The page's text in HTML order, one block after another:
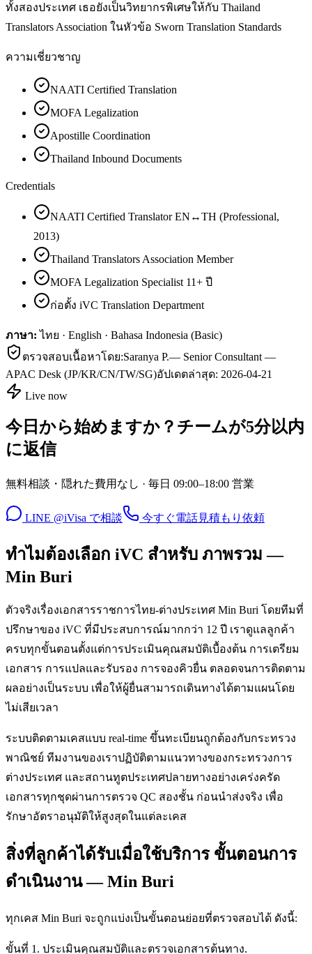
ทั้งสองประเทศ เธอยังเป็นวิทยากรพิเศษให้กับ Thailand
Translators Association ในหัวข้อ Sworn Translation Standards
ความเชี่ยวชาญ
NAATI Certified Translation
MOFA Legalization
Apostille Coordination
Thailand Inbound Documents
Credentials
NAATI Certified Translator EN↔TH (Professional,
2013)
Thailand Translators Association Member
MOFA Legalization Specialist 11+ ปี
ก่อตั้ง iVC Translation Department
ภาษา: ไทย · English · Bahasa Indonesia (Basic)
ตรวจสอบเนื้อหาโดย:Saranya P.— Senior Consultant —
APAC Desk (JP/KR/CN/TW/SG)อัปเดตล่าสุด: 2026-04-21
Live now
今日から始めますか？チームが5分以内
に返信
無料相談・隠れた費用なし · 毎日 09:00–18:00 営業
LINE @iVisa で相談 今すぐ電話見積もり依頼
ทำไมต้องเลือก iVC สำหรับ ภาพรวม —
Min Buri
ตัวจริงเรื่องเอกสารราชการไทย-ต่างประเทศ Min Buri โดยทีมที่
ปรึกษาของ iVC ที่มีประสบการณ์มากกว่า 12 ปี เราดูแลลูกค้า
ครบทุกขั้นตอนตั้งแต่การประเมินคุณสมบัติเบื้องต้น การเตรียม
เอกสาร การแปลและรับรอง การจองคิวยื่น ตลอดจนการติดตาม
ผลอย่างเป็นระบบ เพื่อให้ผู้ยื่นสามารถเดินทางได้ตามแผนโดย
ไม่เสียเวลา
ระบบติดตามเคสแบบ real-time ขึ้นทะเบียนถูกต้องกับกระทรวง
พาณิชย์ ทีมงานของเราปฏิบัติตามแนวทางของกระทรวงการ
ต่างประเทศ และสถานทูตประเทศปลายทางอย่างเคร่งครัด
เอกสารทุกชุดผ่านการตรวจ QC สองชั้น ก่อนนำส่งจริง เพื่อ
รักษาอัตราอนุมัติให้สูงสุดในแต่ละเคส
สิ่งที่ลูกค้าได้รับเมื่อใช้บริการ ขั้นตอนการ
ดำเนินงาน — Min Buri
ทุกเคส Min Buri จะถูกแบ่งเป็นขั้นตอนย่อยที่ตรวจสอบได้ ดังนี้:
ขั้นที่ 1. ประเมินคุณสมบัติและตรวจเอกสารต้นทาง.